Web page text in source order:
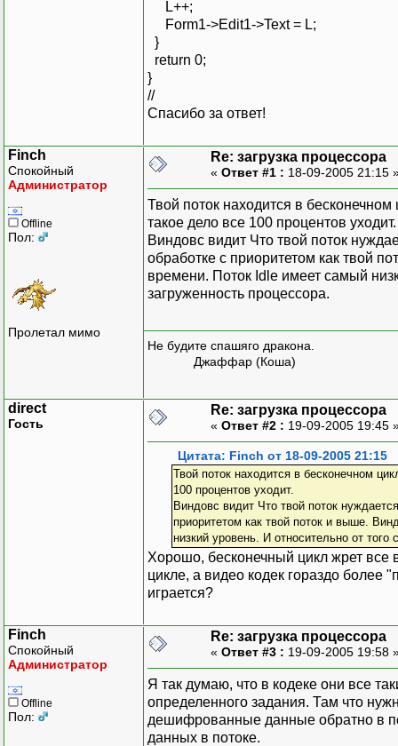
L++;
Form1->Edit1->Text = L;
}
return 0;
}
//
Спасибо за ответ!
Finch
Спокойный
Администратор
Offline
Пол:
Пролетал мимо
Re: загрузка процессора
« Ответ #1 : 18-09-2005 21:15
Твой поток находится в
такое дело все 100 процентов уходит.
Виндовс видит Что твой поток
обработке с приоритетом как твой
времени. Поток Idle имеет самый
загруженность процессора.
Не будите спашяго дракона.
Джаффар (Коша)
direct
Гость
Re: загрузка процессора
« Ответ #2 : 19-09-2005 19:45
Цитата: Finch от 18-09-2005 21:15
Твой поток находится в бесконечном
100 процентов уходит.
Виндовс видит Что твой поток
приоритетом как твой поток и выше.
низкий уровень. И относительно от того
Хорошо, бесконечный цикл жрет все
цикле, а видео кодек гораздо более
играется?
Finch
Спокойный
Администратор
Offline
Пол:
Re: загрузка процессора
« Ответ #3 : 19-09-2005 19:58
Я так думаю, что в кодеке они все
определенного задания. Там что
дешифрованные данные обратно в
данных в потоке.